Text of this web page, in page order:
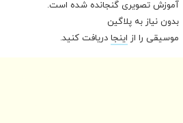
آموزش تصویری گنجانده شده است.
بدون نیاز به پلاگین
موسیقی را از اینجا دریافت کنید.